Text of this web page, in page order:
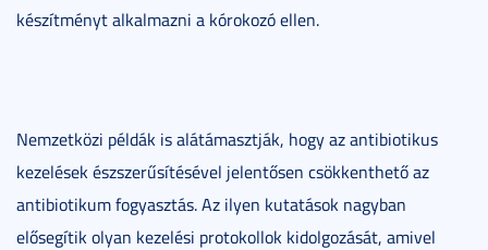
készítményt alkalmazni a kórokozó ellen.
Nemzetközi példák is alátámasztják, hogy az antibiotikus
kezelések észszerűsítésével jelentősen csökkenthető az
antibiotikum fogyasztás. Az ilyen kutatások nagyban
elősegítik olyan kezelési protokollok kidolgozását, amivel